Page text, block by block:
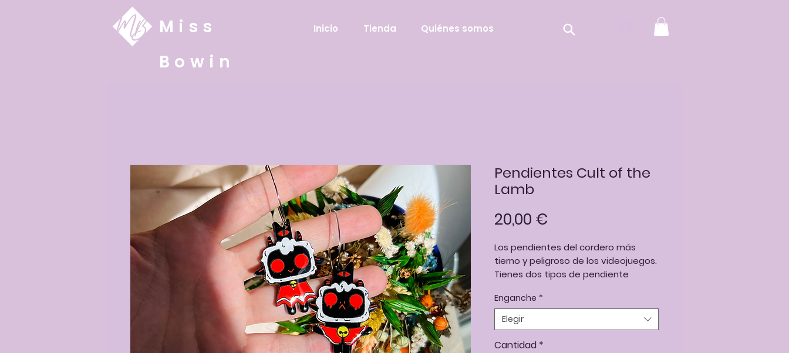
Miss
Bowin
Inicio Tienda Quiénes somos
Pendientes Cult of the
Lamb
20,00 €
Los pendientes del cordero más
tierno y peligroso de los videojuegos.
Tienes dos tipos de pendiente
Con arito o con tuerca.
Elige la opción que más te guste
antes de finalizar tu pedido.
Enganche *
Elegir
Cantidad *